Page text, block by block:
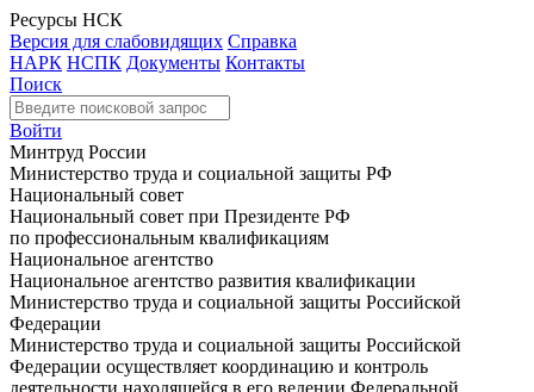
Ресурсы НСК
Версия для слабовидящих Справка
НАРК НСПК Документы Контакты
Поиск
Войти
Минтруд России
Министерство труда и социальной защиты РФ
Национальный совет
Национальный совет при Президенте РФ
по профессиональным квалификациям
Национальное агентство
Национальное агентство развития квалификации
Министерство труда и социальной защиты Российской
Федерации
Министерство труда и социальной защиты Российской
Федерации осуществляет координацию и контроль
деятельности находящейся в его ведении Федеральной